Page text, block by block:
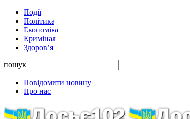
Події
Політика
Економіка
Кримінал
Здоров’я
пошук
Повідомити новину
Про нас